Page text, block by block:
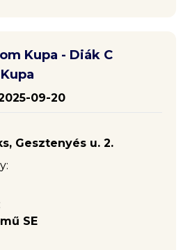
Kupa - Diák C
09-20
Gesztenyés u. 2.
SE